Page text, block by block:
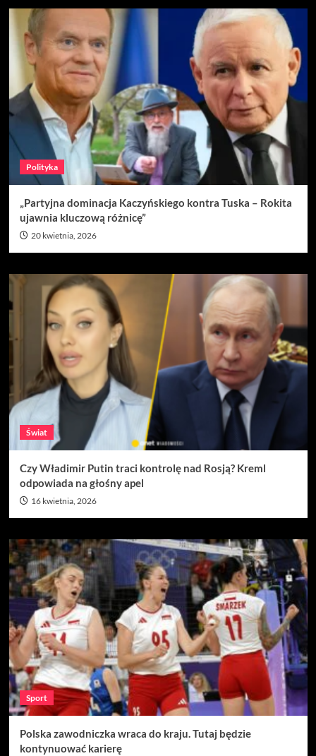
Polityka
„Partyjna dominacja Kaczyńskiego kontra Tuska – Rokita
ujawnia kluczową różnicę”
20 kwietnia, 2026
Świat
Czy Władimir Putin traci kontrolę nad Rosją? Kreml
odpowiada na głośny apel
16 kwietnia, 2026
Sport
Polska zawodniczka wraca do kraju. Tutaj będzie
kontynuować karierę